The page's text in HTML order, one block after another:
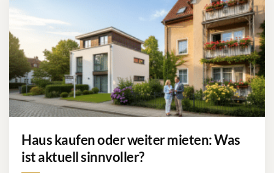
Haus kaufen oder weiter mieten: Was
ist aktuell sinnvoller?